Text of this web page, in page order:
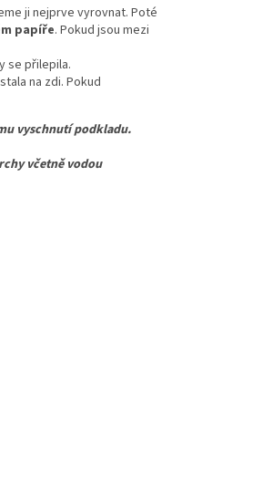
ji nejprve vyrovnat. Poté
papíře. Pokud jsou mezi
se přilepila.
na zdi. Pokud
vyschnutí podkladu.
včetně vodou